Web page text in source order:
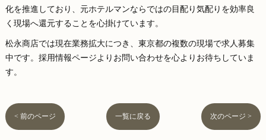
化を推進しており、元ホテルマンならではの目配り気配りを効率良
く現場へ還元することを心掛けています。
松永商店では現在業務拡大につき、東京都の複数の現場で求人募集
中です。採用情報ページよりお問い合わせを心よりお待ちしていま
す。
< 前のページ 一覧に戻る 次のページ >